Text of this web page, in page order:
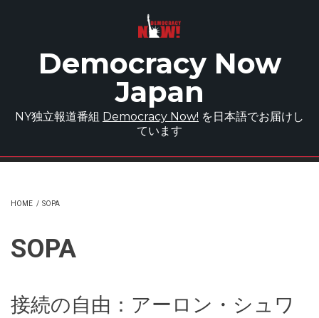
Democracy Now
Japan
NY独立報道番組 Democracy Now! を日本語でお届けし
ています
HOME / SOPA
SOPA
接続の自由：アーロン・シュワ